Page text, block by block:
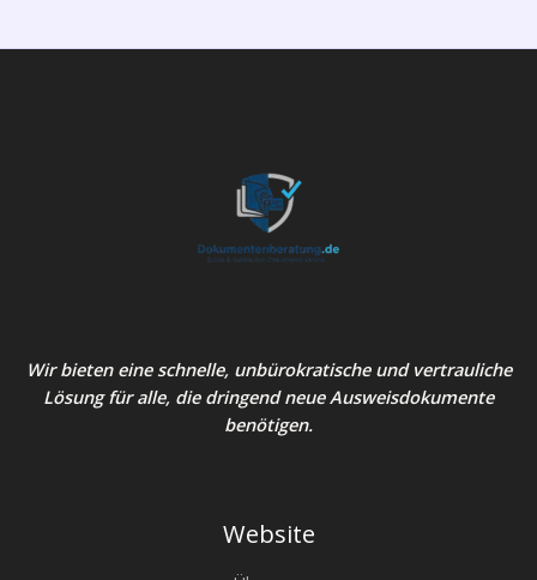
Wir bieten eine schnelle, unbürokratische und vertrauliche
Lösung für alle, die dringend neue Ausweisdokumente
benötigen.
Website